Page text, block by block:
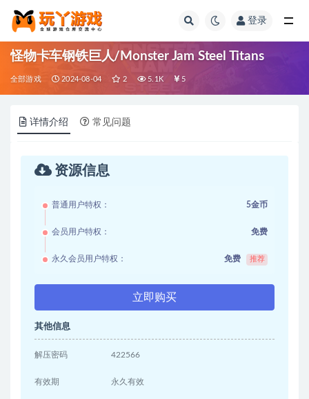
登录
怪物卡车钢铁巨人/Monster Jam Steel Titans
全部游戏 2024-08-04 2 5.1K 5
详情介绍 常见问题
资源信息
普通用户特权： 5金币
会员用户特权： 免费
永久会员用户特权： 免费 推荐
立即购买
其他信息
解压密码 422566
有效期 永久有效